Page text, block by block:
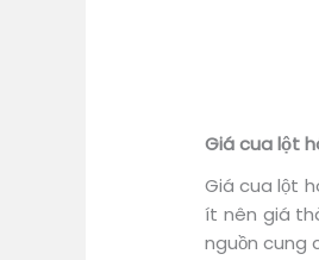
Giá cua lột
Giá cua lột
ít nên giá
nguồn cung